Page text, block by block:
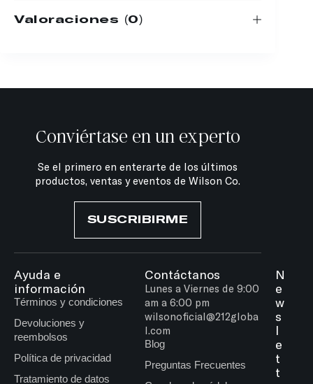
Valoraciones (0)
Conviértase en un experto
Se el primero en enterarte de los últimos
productos, ventas y eventos de Wilson Co.
SUSCRIBIRME
Ayuda e
información
Términos y condiciones
Devoluciones y
reembolsos
Política de privacidad
Tratamiento de datos
Contáctanos
Lunes a Viernes de 9:00
am a 6:00 pm
wilsonoficial@212globa
l.com
Blog
Preguntas Frecuentes
N
e
w
s
l
e
t
t